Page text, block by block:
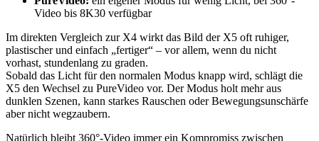
Video bis 8K30 verfügbar
Im direkten Vergleich zur X4 wirkt das Bild der X5 oft ruhiger,
plastischer und einfach „fertiger“ – vor allem, wenn du nicht
vorhast, stundenlang zu graden.
Sobald das Licht für den normalen Modus knapp wird, schlägt die
X5 den Wechsel zu PureVideo vor. Der Modus holt mehr aus
dunklen Szenen, kann starkes Rauschen oder Bewegungsunschärfe
aber nicht wegzaubern.
Natürlich bleibt 360°-Video immer ein Kompromiss zwischen